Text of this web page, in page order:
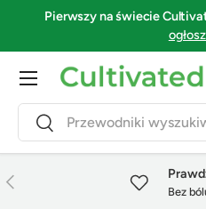
Pierwszy na świecie
SzukajSzukaj
Menu
Poprzedni
Bez